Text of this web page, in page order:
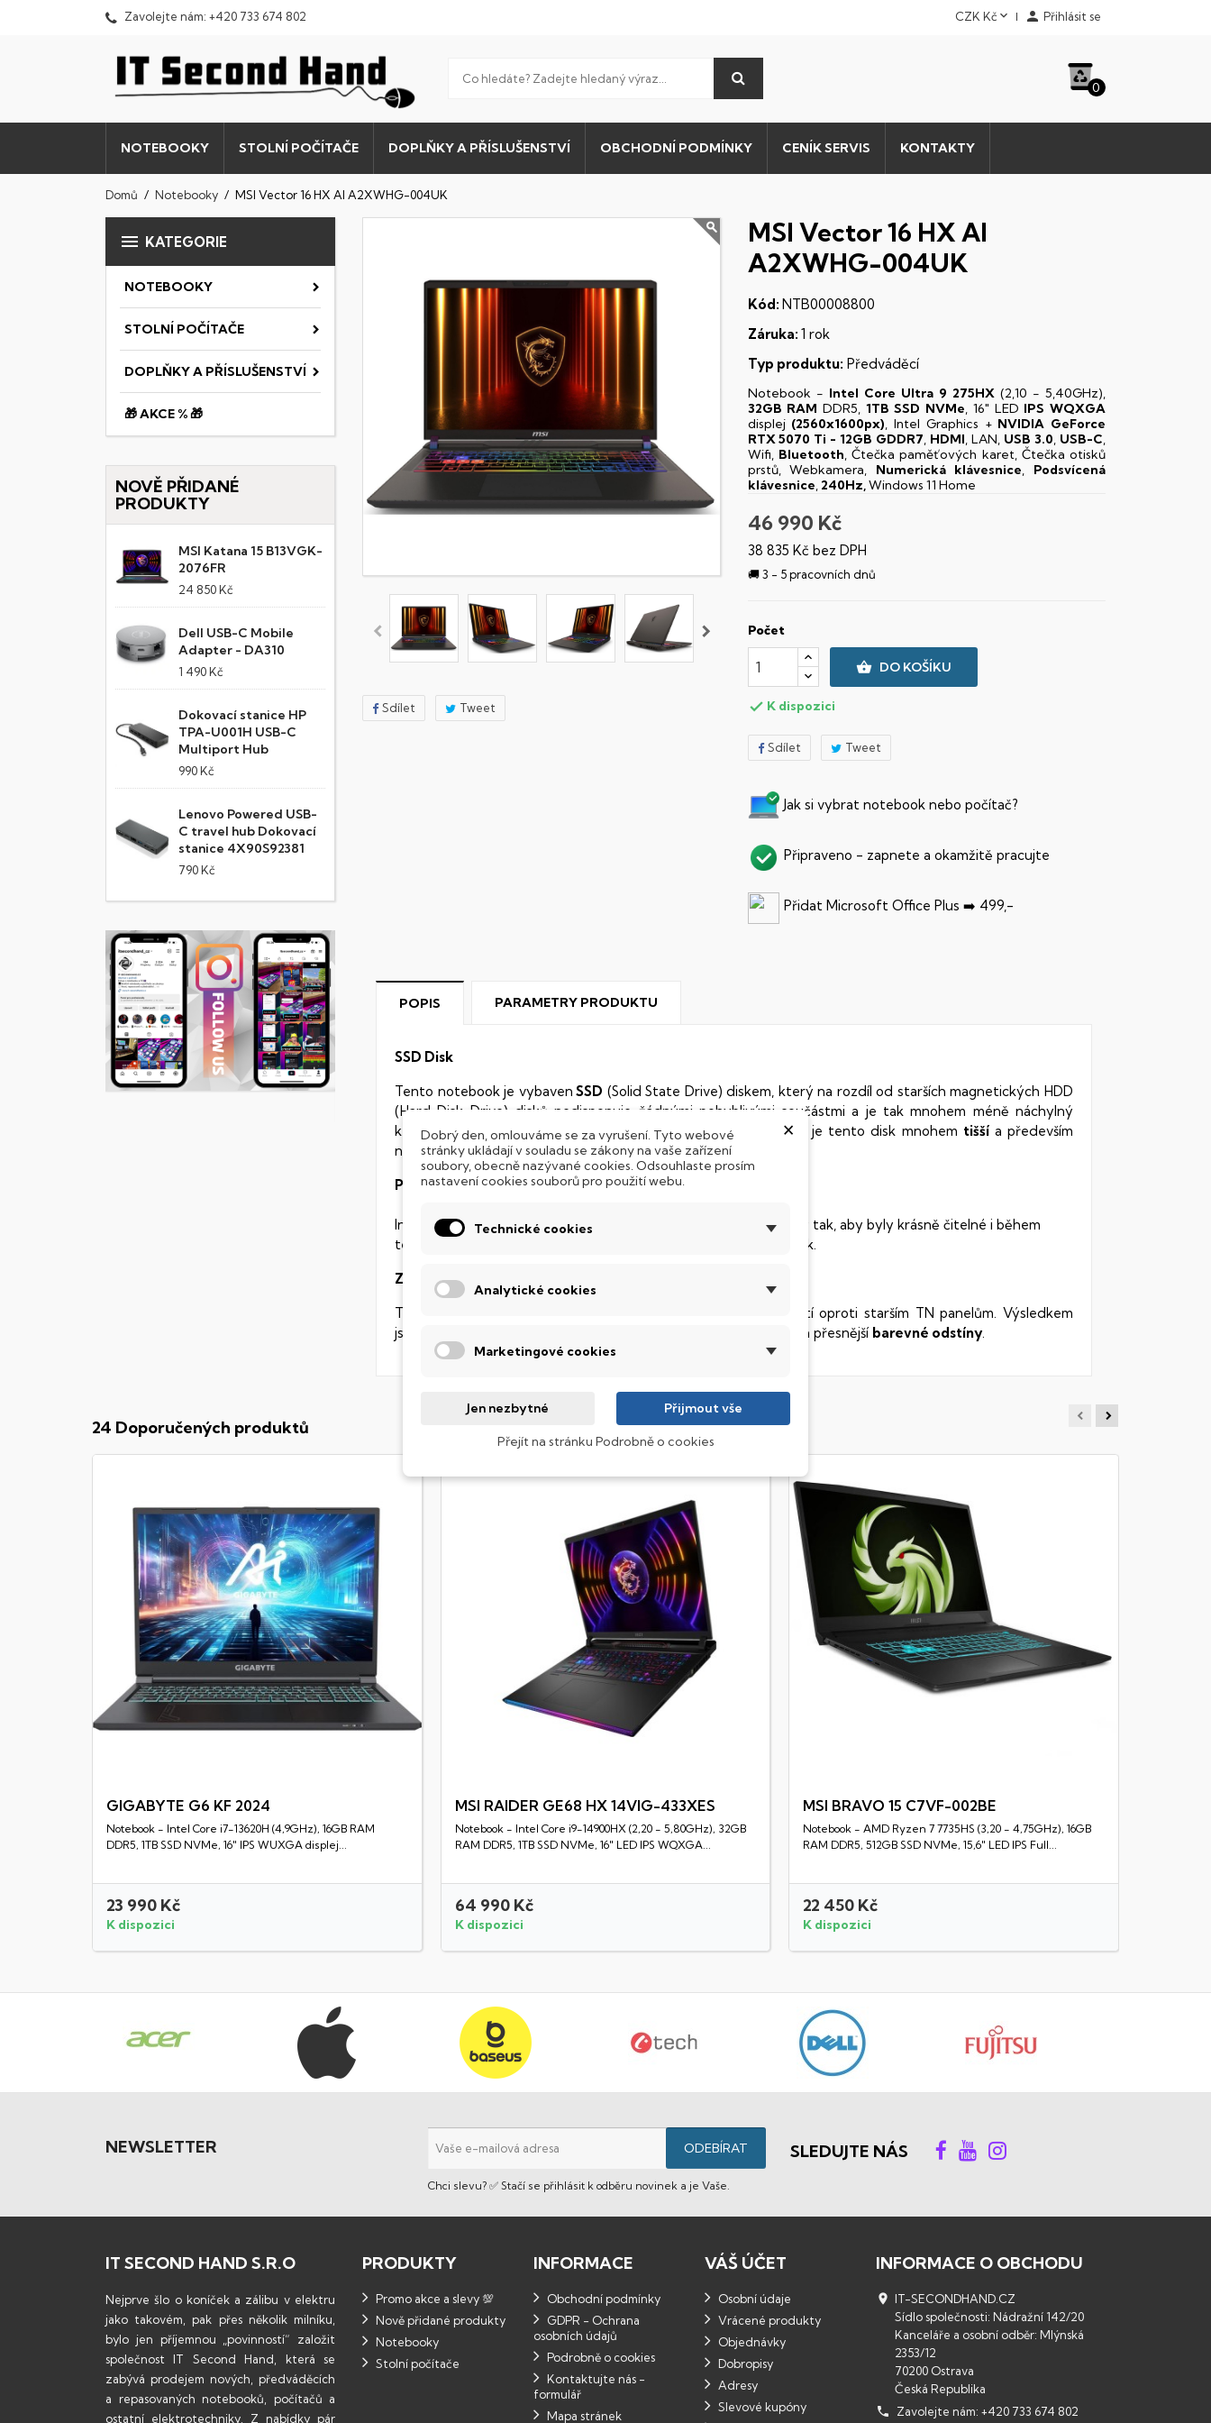
Zavolejte nám: +420 733 674 802 CZK Kč  Přihlásit se
0
NOTEBOOKY STOLNÍ POČÍTAČE DOPLŇKY A PŘÍSLUŠENSTVÍ OBCHODNÍ PODMÍNKY CENÍK SERVIS KONTAKTY
Domů Notebooky MSI Vector 16 HX AI A2XWHG-004UK
 KATEGORIE
NOTEBOOKY
STOLNÍ POČÍTAČE
DOPLŇKY A PŘÍSLUŠENSTVÍ
🎁 AKCE % 🎁
NOVĚ PŘIDANÉ
PRODUKTY
MSI Katana 15 B13VGK-
2076FR
24 850 Kč
Dell USB-C Mobile
Adapter - DA310
1 490 Kč
Dokovací stanice HP
TPA-U001H USB-C
Multiport Hub
990 Kč
Lenovo Powered USB-
C travel hub Dokovací
stanice 4X90S92381
790 Kč
Sdílet Tweet
MSI Vector 16 HX AI
A2XWHG-004UK
Kód: NTB00008800
Záruka: 1 rok
Typ produktu: Předváděcí
Notebook - Intel Core Ultra 9 275HX (2,10 - 5,40GHz),
32GB RAM DDR5, 1TB SSD NVMe, 16" LED IPS WQXGA
displej (2560x1600px), Intel Graphics + NVIDIA GeForce
RTX 5070 Ti - 12GB GDDR7, HDMI, LAN, USB 3.0, USB-C,
Wifi, Bluetooth, Čtečka paměťových karet, Čtečka otisků
prstů, Webkamera, Numerická klávesnice, Podsvícená
klávesnice, 240Hz,Windows 11 Home
46 990 Kč
38 835 Kč bez DPH
🚚 3 - 5 pracovních dnů
Počet
 DO KOŠÍKU
 K dispozici
Sdílet Tweet
Jak si vybrat notebook nebo počítač?
Připraveno - zapnete a okamžitě pracujte
Přidat Microsoft Office Plus ➡️ 499,-
POPIS PARAMETRY PRODUKTU
SSD Disk
Tento notebook je vybaven SSD (Solid State Drive) diskem, který na rozdíl od starších magnetických HDD
(Hard Disk Drive) disků nedisponuje žádnými pohyblivými součástmi a je tak mnohem méně náchylný
k mechanickému poškození. Díky použití elektronické soustavy je tento disk mnohem tišší a především
nabízí mnohemrychlejšípráci s daty.
Podsvícená klávesnice
Integrovaný systém úsporných LED diod osvítí jednotlivé klávesy tak, aby byly krásně čitelné i během
temné noci, stále však decentně, aby nikterak nedráždily Váš zrak.
Zobrazovací technologie IPS
Tekuté krystaly disponují zcela odlišnou světelnou propustností oproti starším TN panelům. Výsledkem
jsou široké pozorovací úhly (téměr
a přesnější barevné odstíny
24 Doporučených produktů
Rychlý náhled
GIGABYTE G6 KF 2024
Notebook - Intel Core i7-13620H (4,9GHz), 16GB RAM
DDR5, 1TB SSD NVMe, 16" IPS WUXGA displej...
23 990 Kč
K dispozici
Rychlý náhled
MSI RAIDER GE68 HX 14VIG-433XES
Notebook - Intel Core i9-14900HX (2,20 - 5,80GHz), 32GB
RAM DDR5, 1TB SSD NVMe, 16" LED IPS WQXGA...
64 990 Kč
K dispozici
Rychlý náhled
MSI BRAVO 15 C7VF-002BE
Notebook - AMD Ryzen 7 7735HS (3,20 - 4,75GHz), 16GB
RAM DDR5, 512GB SSD NVMe, 15,6" LED IPS Full...
22 450 Kč
K dispozici
NEWSLETTER
Chci slevu? ✅ Stačí se přihlásit k odběru novinek a je Vaše.
SLEDUJTE NÁS
IT SECOND HAND S.R.O
Nejprve šlo o koníček a zálibu v elektru
jako takovém, pak přes několik milníku,
bylo jen příjemnou „povinností“ založit
společnost IT Second Hand, která se
zabývá prodejem nových, předváděcích
a repasovaných notebooků, počítačů a
ostatní elektrotechniky. Z nabídky pár
PRODUKTY
Promo akce a slevy 💯
Nově přidané produkty
Notebooky
Stolní počítače
INFORMACE
Obchodní podmínky
GDPR - Ochrana
osobních údajů
Podrobně o cookies
Kontaktujte nás -
formulář
Mapa stránek
VÁŠ ÚČET
Osobní údaje
Vrácené produkty
Objednávky
Dobropisy
Adresy
Slevové kupóny
INFORMACE O OBCHODU
 IT-SECONDHAND.CZ
Sídlo společnosti: Nádražní 142/20
Kanceláře a osobní odběr: Mlýnská
2353/12
70200 Ostrava
Česká Republika

Zavolejte nám: +420 733 674 802
×
Dobrý den, omlouváme se za vyrušení. Tyto webové
stránky ukládají v souladu se zákony na vaše zařízení
soubory, obecně nazývané cookies. Odsouhlaste prosím
nastavení cookies souborů pro použití webu.
Technické cookies
Analytické cookies
Marketingové cookies
Jen nezbytné Přijmout vše
Přejít na stránku Podrobně o cookies